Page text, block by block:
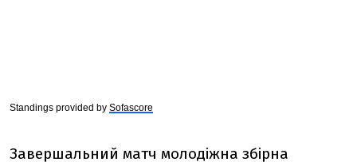
Standings provided by Sofascore
Завершальний матч молодіжна збірна